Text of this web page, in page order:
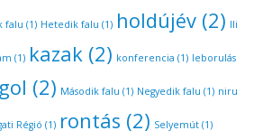
falu (1) Hetedik falu (1) holdújév(2) Ili
(1) kazak(2) konferencia (1) leborulás
(2) Második falu (1) Negyedik falu (1) niru
Régió (1) rontás (2) Selyemút(1)